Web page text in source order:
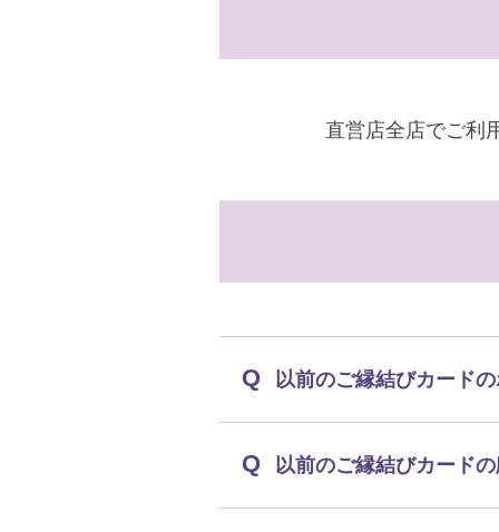
直営店全店でご利
以前のご縁結びカード
以前のご縁結びカード